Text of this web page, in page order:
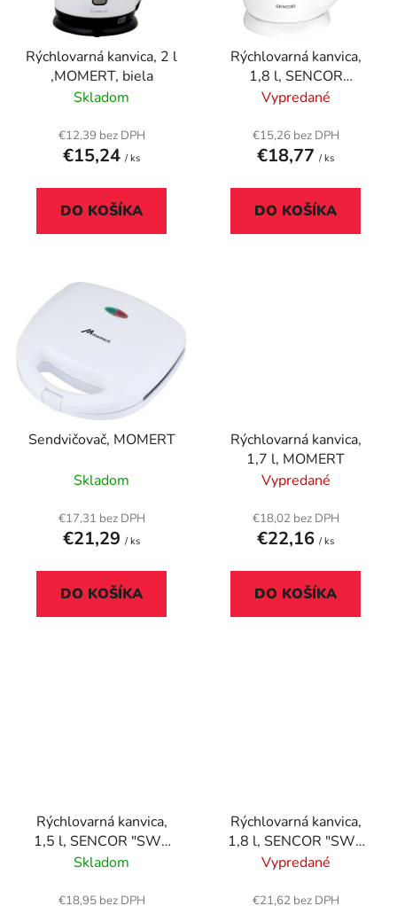
Rýchlovarná kanvica, 2 l
,MOMERT, biela
Skladom
€12,39 bez DPH
€15,24 / ks
DO KOŠÍKA
Rýchlovarná kanvica,
1,8 l, SENCOR
"SWK1800WH"
Vypredané
€15,26 bez DPH
€18,77 / ks
DO KOŠÍKA
Sendvičovač, MOMERT
Skladom
€17,31 bez DPH
€21,29 / ks
DO KOŠÍKA
Rýchlovarná kanvica,
1,7 l, MOMERT
Vypredané
€18,02 bez DPH
€22,16 / ks
DO KOŠÍKA
Rýchlovarná kanvica,
1,5 l, SENCOR "SWK
1511GR", biela
Skladom
€18,95 bez DPH
Rýchlovarná kanvica,
1,8 l, SENCOR "SWK
1810WH", biela
Vypredané
€21,62 bez DPH